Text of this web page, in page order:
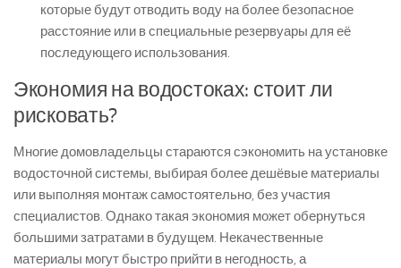
которые будут отводить воду на более безопасное
расстояние или в специальные резервуары для её
последующего использования.
Экономия на водостоках: стоит ли
рисковать?
Многие домовладельцы стараются сэкономить на установке
водосточной системы, выбирая более дешёвые материалы
или выполняя монтаж самостоятельно, без участия
специалистов. Однако такая экономия может обернуться
большими затратами в будущем. Некачественные
материалы могут быстро прийти в негодность, а